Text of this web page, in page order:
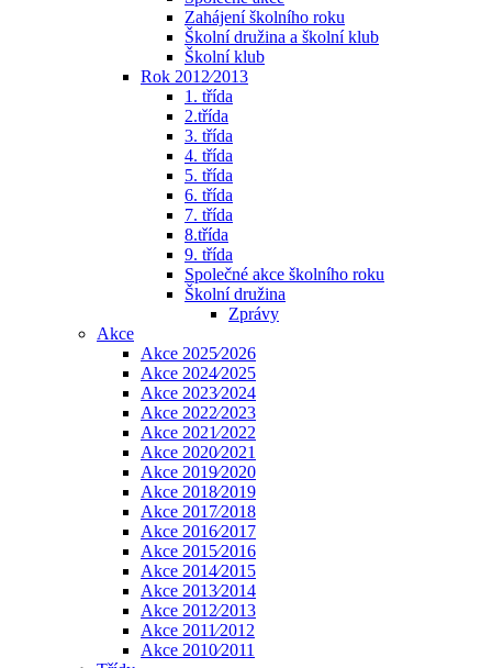
Zahájení školního roku
Školní družina a školní klub
Školní klub
Rok 2012⁄2013
1. třída
2.třída
3. třída
4. třída
5. třída
6. třída
7. třída
8.třída
9. třída
Společné akce školního roku
Školní družina
Zprávy
Akce
Akce 2025⁄2026
Akce 2024⁄2025
Akce 2023⁄2024
Akce 2022⁄2023
Akce 2021⁄2022
Akce 2020⁄2021
Akce 2019⁄2020
Akce 2018⁄2019
Akce 2017⁄2018
Akce 2016⁄2017
Akce 2015⁄2016
Akce 2014⁄2015
Akce 2013⁄2014
Akce 2012⁄2013
Akce 2011⁄2012
Akce 2010⁄2011